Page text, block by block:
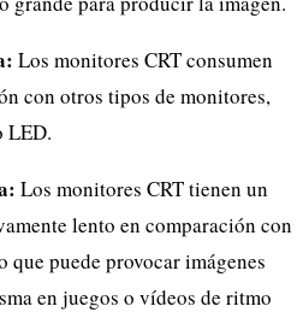
Los monitores CRT consumen
con otros tipos de monitores,
LED.
Los monitores CRT tienen un
lento en comparación con
puede provocar imágenes
en juegos o vídeos de ritmo